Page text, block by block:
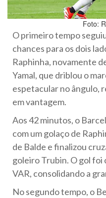
Foto:
O primeiro tempo
chances para os dois
Raphinha, novamente
Yamal, que driblou o
espetacular no ângulo,
em vantagem.
Aos 42 minutos, o
com um golaço de
de Balde e finalizou
goleiro Trubin. O gol foi
VAR, consolidando a
No segundo tempo, o